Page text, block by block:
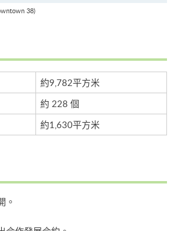
38)
約9,782平方米
約 228 個
約1,630平方米
。